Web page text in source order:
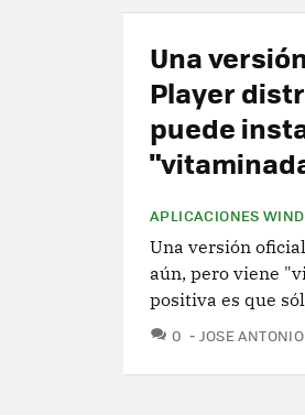
Una
Player
puede
APLICACIONES
Una versión
aún, pero viene
positiva es que
0 COMENTARIOS
JOSE